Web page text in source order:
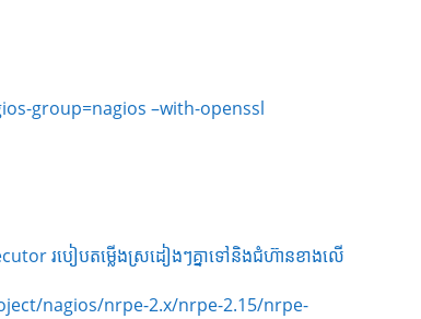
group=nagios –with-openssl
របៀបតម្លើងស្រដៀងៗគ្នាទៅនិងជំហ៊ានខាងលើ
nagios/nrpe-2.x/nrpe-2.15/nrpe-